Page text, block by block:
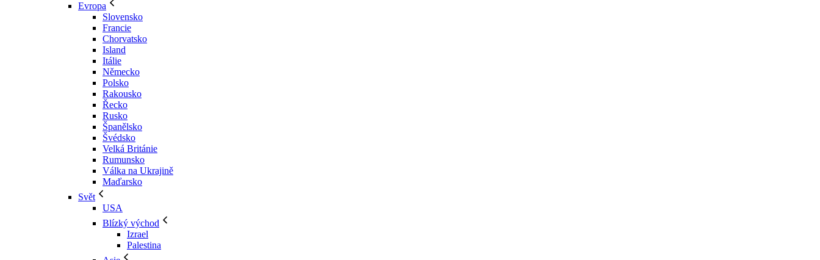
Evropa
Slovensko
Francie
Chorvatsko
Island
Itálie
Německo
Polsko
Rakousko
Řecko
Rusko
Španělsko
Švédsko
Velká Británie
Rumunsko
Válka na Ukrajině
Maďarsko
Svět
USA
Blízký východ
Izrael
Palestina